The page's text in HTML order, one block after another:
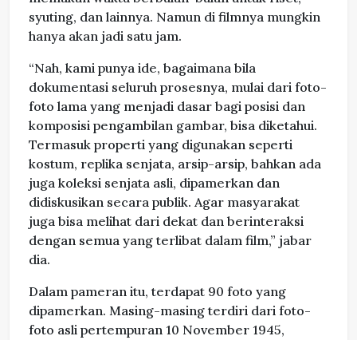
syuting, dan lainnya. Namun di filmnya mungkin
hanya akan jadi satu jam.
“Nah, kami punya ide, bagaimana bila
dokumentasi seluruh prosesnya, mulai dari foto-
foto lama yang menjadi dasar bagi posisi dan
komposisi pengambilan gambar, bisa diketahui.
Termasuk properti yang digunakan seperti
kostum, replika senjata, arsip-arsip, bahkan ada
juga koleksi senjata asli, dipamerkan dan
didiskusikan secara publik. Agar masyarakat
juga bisa melihat dari dekat dan berinteraksi
dengan semua yang terlibat dalam film,” jabar
dia.
Dalam pameran itu, terdapat 90 foto yang
dipamerkan. Masing-masing terdiri dari foto-
foto asli pertempuran 10 November 1945,